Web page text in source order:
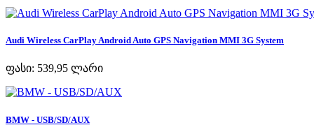
Audi Wireless CarPlay Android Auto GPS Navigation MMI 3G System
ფასი: 539,95 ლარი
BMW - USB/SD/AUX